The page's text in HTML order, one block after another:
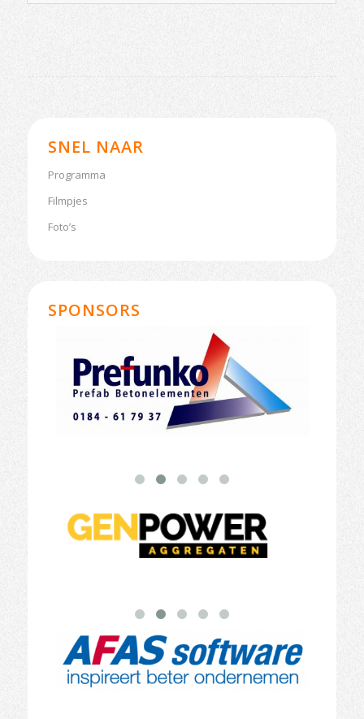
SNEL NAAR
Programma
Filmpjes
Foto’s
SPONSORS